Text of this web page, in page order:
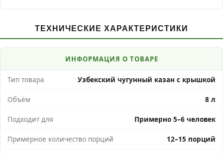
ТЕХНИЧЕСКИЕ ХАРАКТЕРИСТИКИ
ИНФОРМАЦИЯ О ТОВАРЕ
Тип товара Узбекский чугунный казан с крышкой
Объём 8 л
Подходит для Примерно 5–6 человек
Примерное количество порций 12–15 порций